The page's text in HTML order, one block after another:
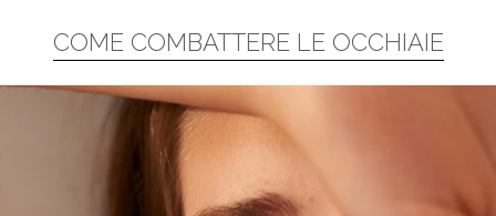
COME COMBATTERE LE OCCHIAIE